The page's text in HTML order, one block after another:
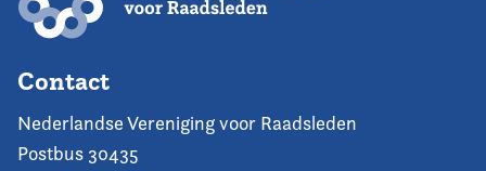
Contact
Nederlandse Vereniging voor Raadsleden
Postbus 30435